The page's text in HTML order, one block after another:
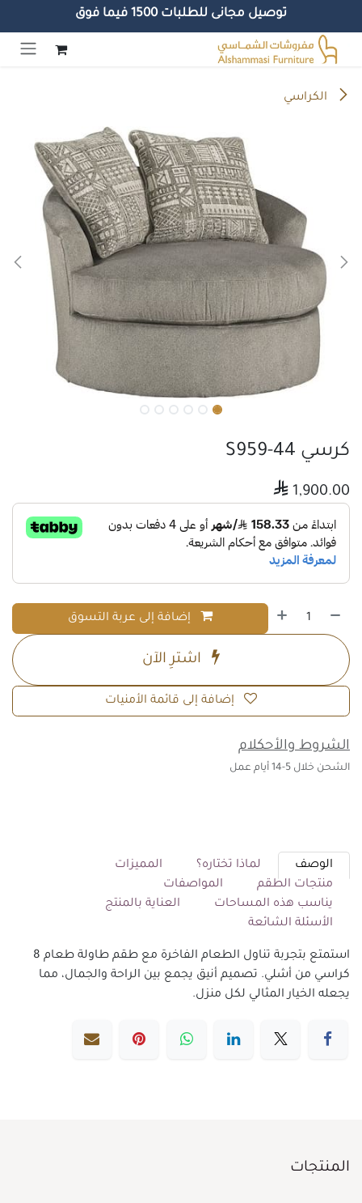
توصيل مجانى للطلبات 1500 فيما فوق
تخطي للذهاب إلى المحتوى
الكراسي
كرسي S959-44
1,900.00
إضافة إلى عربة التسوق
اشترِ الآن
إضافة إلى قائمة الأمنيات
الشروط والأحكلام
الشحن خلال 5-14 أيام عمل
الوصف لماذا تختاره؟
المميزات
منتجات الطقم
المواصفات
يناسب هذه المساحات
العناية بالمنتج
الأسئلة الشائعة
استمتع بتجربة تناول الطعام الفاخرة مع طقم طاولة طعام 8
كراسي من أشلي. تصميم أنيق يجمع بين الراحة والجمال، مما
يجعله الخيار المثالي لكل منزل.
المنتجات